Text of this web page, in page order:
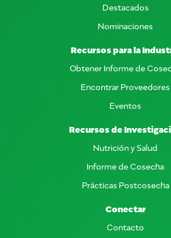
Destacados
Nominaciones
Recursos para la
Obtener Informe de
Encontrar Proveedores
Eventos
Recursos de
Nutrición y Salud
Informe de Cosecha
Prácticas Postcosecha
Conectar
Contacto